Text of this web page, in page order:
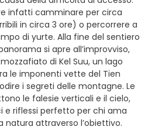
infatti camminare per circa
in circa 3 ore) o percorrere a
di yurte. Alla fine del sentiero
si apre all’improvviso,
di Kel Suu, un lago
le imponenti vette del Tien
i segreti delle montagne. Le
le falesie verticali e il cielo,
e riflessi perfetto per chi ama
attraverso l’obiettivo.